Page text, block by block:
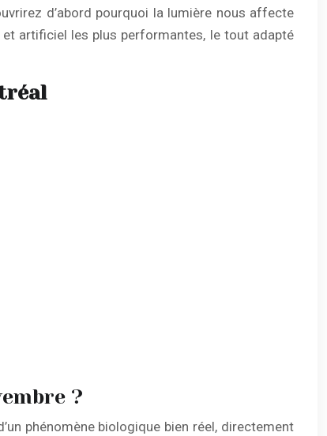
d’abord pourquoi la lumière nous affecte
artificiel les plus performantes, le tout adapté
?
phénomène biologique bien réel, directement